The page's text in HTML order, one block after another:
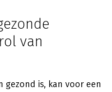
van
gezond is, kan voor een